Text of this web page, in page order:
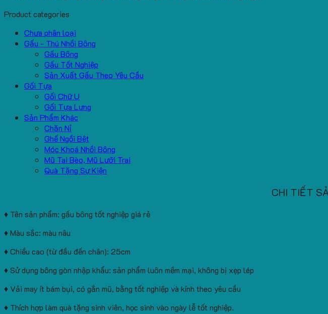
Product categories
Chưa phân loại
Gấu - Thú Nhồi Bông
Gấu Bông
Gấu Tốt Nghiệp
Sản Xuất Gấu Theo Yêu Cầu
Gối Tựa
Gối Chữ U
Gối Tựa Lưng
Sản Phẩm Khác
Chăn Nỉ
Ghế Ngồi Bệt
Móc Khoá Nhồi Bông
Mũ Tai Bèo, Mũ Lưỡi Trai
Quà Tặng Sự Kiện
CHI TIẾT
♦ Tên sản phẩm: gấu bông tốt nghiệp giá rẻ
♦ Màu sắc: màu nâu
♦ Chiều cao (từ đầu đến chân): 25cm
♦ Sử dụng bông gòn nhập khẩu: sản phẩm luôn mềm mại, không bị xẹp lép
♦ Vải may ít bám bụi, có gắn mũ, bằng tốt nghiệp và kính theo yêu cầu
♦ Thích hợp làm quà tặng sinh viên, học sinh vào ngày lễ tốt nghiệp.